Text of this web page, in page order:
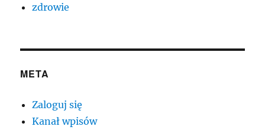
zdrowie
META
Zaloguj się
Kanał wpisów